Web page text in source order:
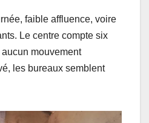
faible affluence, voire
Le centre compte six
mouvement
les bureaux semblent